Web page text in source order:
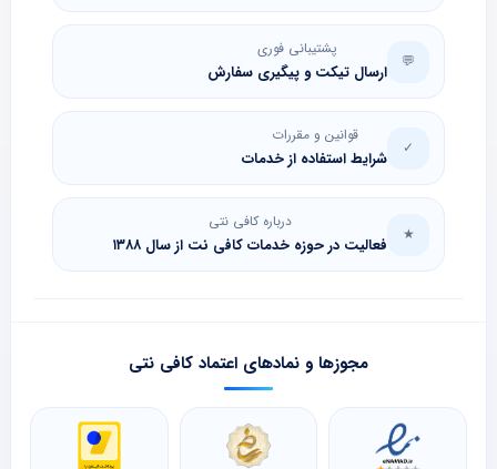
💬
پشتیبانی فوری
ارسال تیکت و پیگیری سفارش
✓
قوانین و مقررات
شرایط استفاده از خدمات
★
درباره کافی نتی
فعالیت در حوزه خدمات کافی نت از سال ۱۳۸۸
مجوزها و نمادهای اعتماد کافی نتی